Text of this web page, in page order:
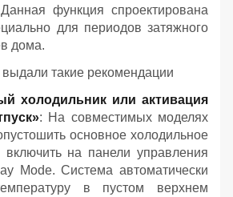
функция спроектирована
для периодов затяжного
дома.
выдали такие рекомендации
холодильник или активация
: На совместимых моделях
основное холодильное
включить на панели управления
Mode. Система автоматически
в пустом верхнем